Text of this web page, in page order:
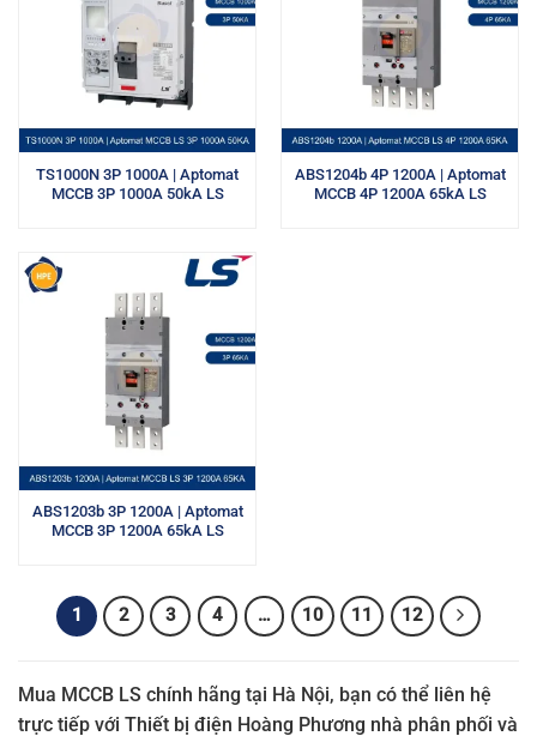
TS1000N 3P 1000A | Aptomat
MCCB 3P 1000A 50kA LS
ABS1204b 4P 1200A | Aptomat
MCCB 4P 1200A 65kA LS
ABS1203b 3P 1200A | Aptomat
MCCB 3P 1200A 65kA LS
1 2 3 4 … 10 11 12
Mua MCCB LS chính hãng tại Hà Nội, bạn có thể liên hệ
trực tiếp với Thiết bị điện Hoàng Phương nhà phân phối và